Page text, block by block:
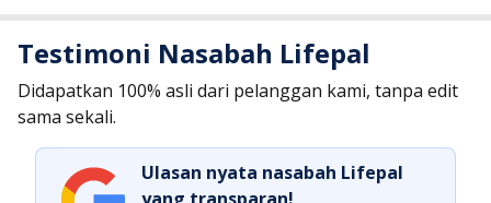
Testimoni Nasabah Lifepal
Didapatkan 100% asli dari pelanggan kami, tanpa edit
sama sekali.
Ulasan nyata nasabah Lifepal